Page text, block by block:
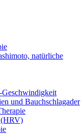
natürliche
Geschwindigkeit
und Bauchschlagader
(HRV)